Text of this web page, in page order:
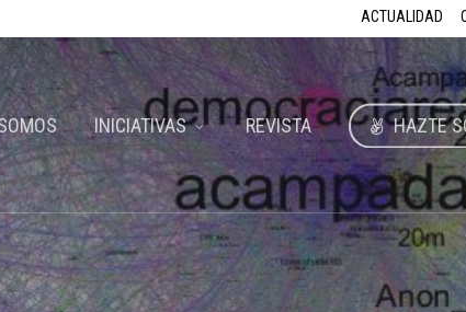
ACTUALIDAD
INICIATIVAS REVISTA HAZTE